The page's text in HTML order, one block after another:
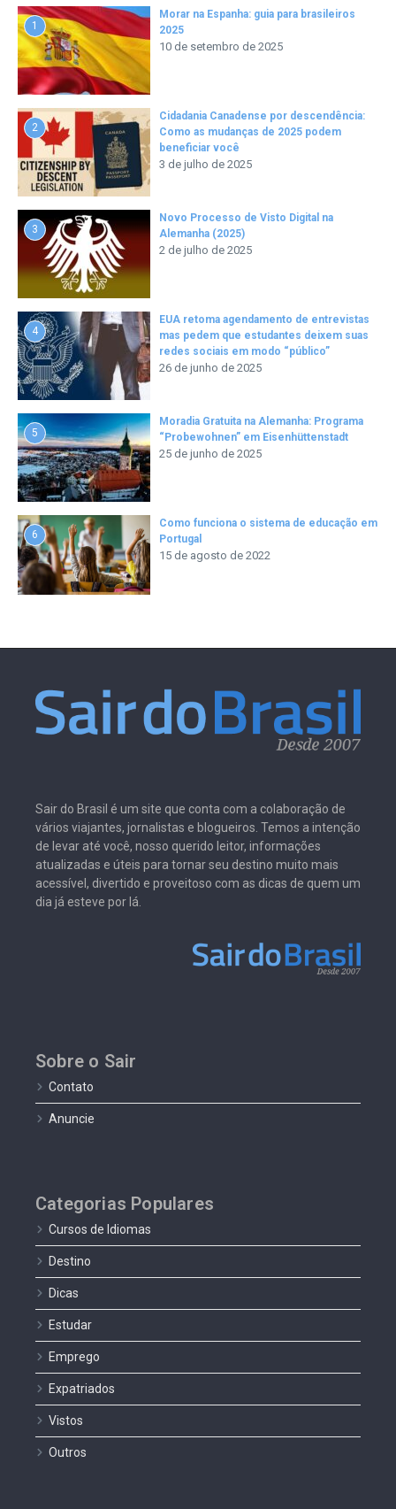
1
Morar na Espanha: guia para brasileiros
2025
10 de setembro de 2025
2
Cidadania Canadense por descendência:
Como as mudanças de 2025 podem
beneficiar você
3 de julho de 2025
3
Novo Processo de Visto Digital na
Alemanha (2025)
2 de julho de 2025
4
EUA retoma agendamento de entrevistas
mas pedem que estudantes deixem suas
redes sociais em modo “público”
26 de junho de 2025
5
Moradia Gratuita na Alemanha: Programa
“Probewohnen” em Eisenhüttenstadt
25 de junho de 2025
6
Como funciona o sistema de educação em
Portugal
15 de agosto de 2022
Sair do Brasil é um site que conta com a colaboração de
vários viajantes, jornalistas e blogueiros. Temos a intenção
de levar até você, nosso querido leitor, informações
atualizadas e úteis para tornar seu destino muito mais
acessível, divertido e proveitoso com as dicas de quem um
dia já esteve por lá.
Sobre o Sair
Contato
Anuncie
Categorias Populares
Cursos de Idiomas
Destino
Dicas
Estudar
Emprego
Expatriados
Vistos
Outros